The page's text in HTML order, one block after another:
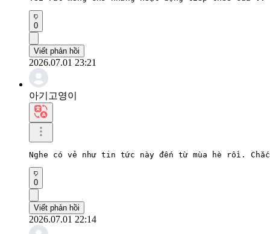
0
Viết phản hồi
2026.07.01 23:21
아기고영이
Nghe có vẻ như tin tức này đến từ mùa hè rồi.
0
Viết phản hồi
2026.07.01 22:14